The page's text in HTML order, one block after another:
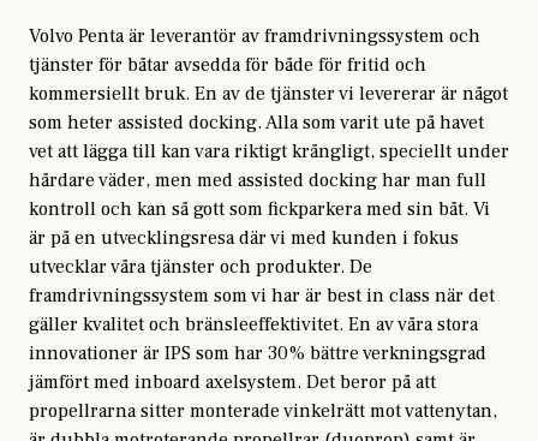
Volvo Penta är leverantör av framdrivningssystem och
tjänster för båtar avsedda för både för fritid och
kommersiellt bruk. En av de tjänster vi levererar är något
som heter assisted docking. Alla som varit ute på havet
vet att lägga till kan vara riktigt krångligt, speciellt under
hårdare väder, men med assisted docking har man full
kontroll och kan så gott som fickparkera med sin båt. Vi
är på en utvecklingsresa där vi med kunden i fokus
utvecklar våra tjänster och produkter. De
framdrivningssystem som vi har är best in class när det
gäller kvalitet och bränsleeffektivitet. En av våra stora
innovationer är IPS som har 30% bättre verkningsgrad
jämfört med inboard axelsystem. Det beror på att
propellrarna sitter monterade vinkelrätt mot vattenytan,